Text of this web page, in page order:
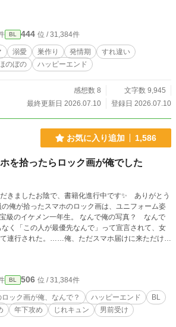
と、大好きな恋人とのかくれんぼ。 どうか、僕
だけ、奏さんに見つけて欲しいと願ってしまった
。BL 444 位 / 31,384件
溺愛 巣作り 発情期
すれ違い
のぼの ハッピーエンド
感想数 8
文字数 9,945
最終更新日 2026.07.10
登録日 2026.07.10
お気に入り追加 1,586
を拾ったらロック画が俺でした
きましたお陰で、書籍化進行中です✨ ありがとう
俺が拾ったスマホのロック画は、ユニフォーム姿
宝級のイケメン一年生。 なんで俺の写真？ なんで
く「この人が最優先なんで」って宣言されて、女
連行された。……俺、ただスマホ届けに来ただけな
スマホを手に取ってみると、ロック画が何故か中学
テ男ゆえに女子からしつこくされ、燈真が助ける
え急激に仲良くなる二人。燈真は誰にも言えなかっ
けて……。一途なメロ後輩 × 絆され男前先輩の、
コンテスト最終選考
加えたアルファポリス版です。
BL 506 位 / 31,384件
ック画が俺、なんで？ ハッピーエンド
BL
年下攻め じれキュン
男前受け